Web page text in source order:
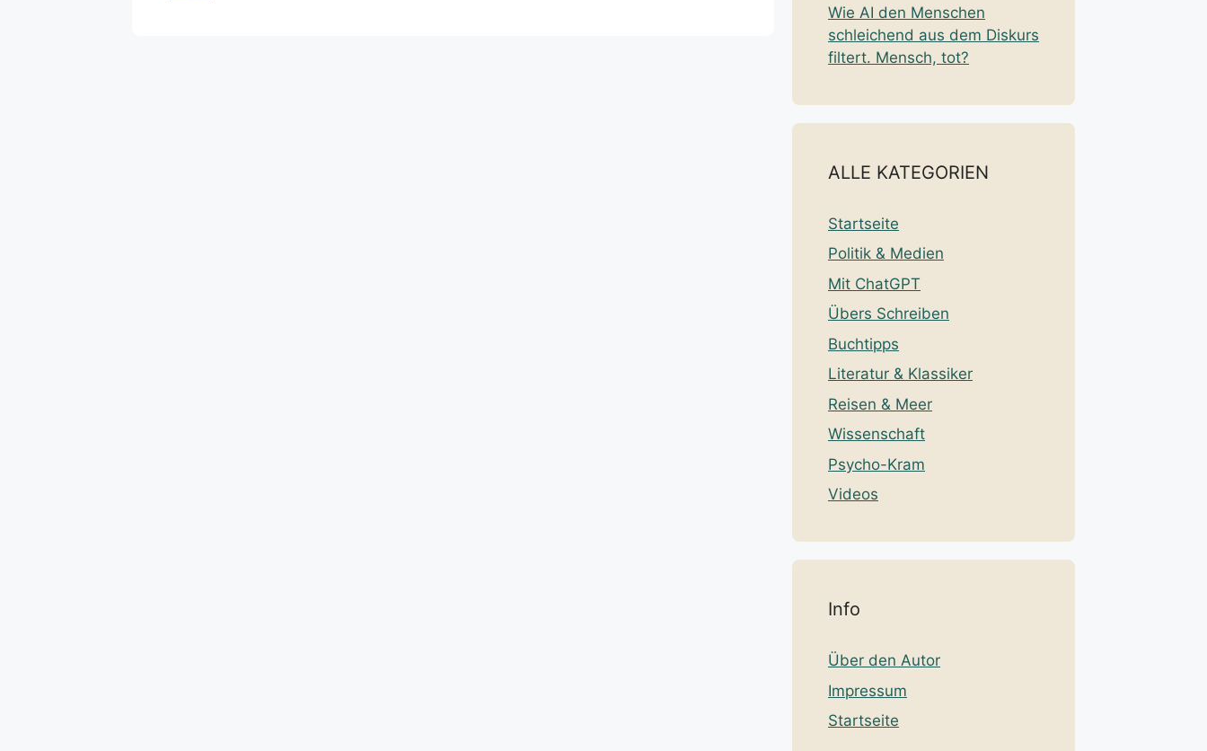
Wie AI den Menschen
schleichend aus dem Diskurs
filtert. Mensch, tot?
ALLE KATEGORIEN
Startseite
Politik & Medien
Mit ChatGPT
Übers Schreiben
Buchtipps
Literatur & Klassiker
Reisen & Meer
Wissenschaft
Psycho-Kram
Videos
Info
Über den Autor
Impressum
Startseite